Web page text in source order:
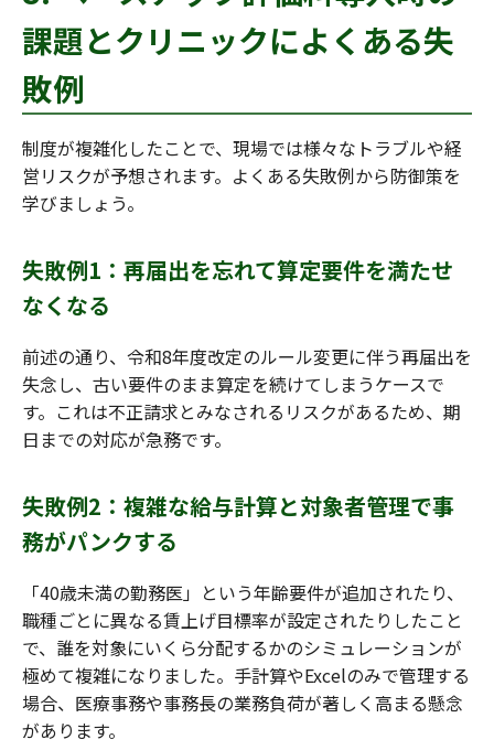
課題とクリニックによくある失
敗例
制度が複雑化したことで、現場では様々なトラブルや経
営リスクが予想されます。よくある失敗例から防御策を
学びましょう。
失敗例1：再届出を忘れて算定要件を満たせ
なくなる
前述の通り、令和8年度改定のルール変更に伴う再届出を
失念し、古い要件のまま算定を続けてしまうケースで
す。これは不正請求とみなされるリスクがあるため、期
日までの対応が急務です。
失敗例2：複雑な給与計算と対象者管理で事
務がパンクする
「40歳未満の勤務医」という年齢要件が追加されたり、
職種ごとに異なる賃上げ目標率が設定されたりしたこと
で、誰を対象にいくら分配するかのシミュレーションが
極めて複雑になりました。手計算やExcelのみで管理する
場合、医療事務や事務長の業務負荷が著しく高まる懸念
があります。